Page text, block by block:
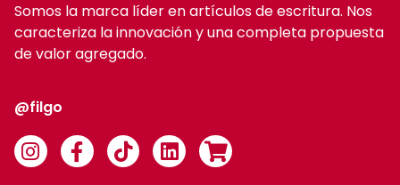
Somos la marca líder en artículos de escritura. Nos
caracteriza la innovación y una completa propuesta
de valor agregado.
@filgo